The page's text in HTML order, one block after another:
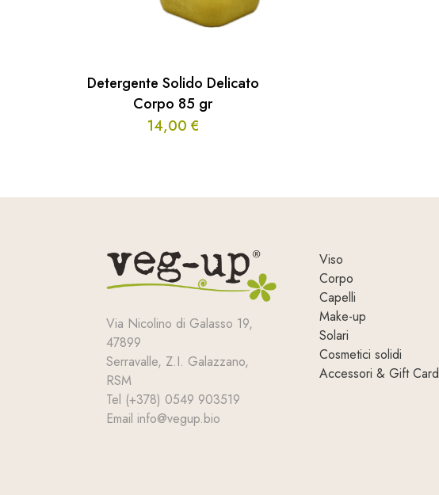
Detergente Solido Delicato
Corpo 85 gr
14,00 €
Via Nicolino di Galasso 19,
47899
Serravalle, Z.I. Galazzano,
RSM
Tel (+378) 0549 903519
Email info@vegup.bio
Viso
Corpo
Capelli
Make-up
Solari
Cosmetici solidi
Accessori & Gift Card